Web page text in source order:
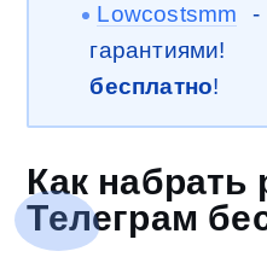
Lowcostsmm -
бесплатно!
Как
Телеграм